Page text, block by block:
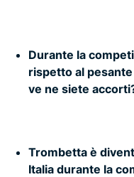
Durante la
rispetto al
ve ne siete
Trombetta è
Italia durante la